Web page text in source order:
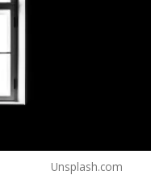
Unsplash.com